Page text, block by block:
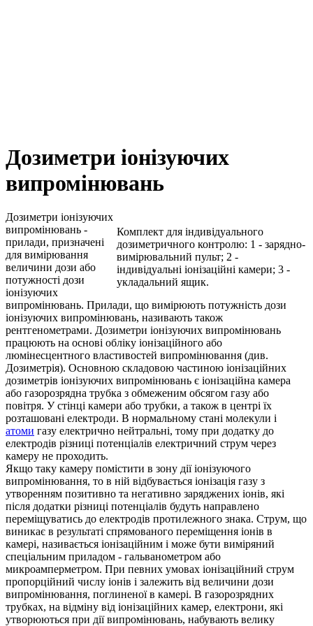
Дозиметри іонізуючих
випромінювань
Комплект для індивідуального
дозиметричного контролю: 1 - зарядно-
вимірювальний пульт; 2 -
індивідуальні іонізаційні камери; 3 -
укладальний ящик.
Дозиметри іонізуючих
випромінювань -
прилади, призначені
для вимірювання
величини дози або
потужності дози
іонізуючих
випромінювань. Прилади, що вимірюють потужність дози
іонізуючих випромінювань, називають також
рентгенометрами. Дозиметри іонізуючих випромінювань
працюють на основі обліку іонізаційного або
люмінесцентного властивостей випромінювання (див.
Дозиметрія). Основною складовою частиною іонізаційних
дозиметрів іонізуючих випромінювань є іонізаційна камера
або газорозрядна трубка з обмеженим обсягом газу або
повітря. У стінці камери або трубки, а також в центрі їх
розташовані електроди. В нормальному стані молекули і
атоми газу електрично нейтральні, тому при додатку до
електродів різниці потенціалів електричний струм через
камеру не проходить.
Якщо таку камеру помістити в зону дії іонізуючого
випромінювання, то в ній відбувається іонізація газу з
утворенням позитивно та негативно заряджених іонів, які
після додатки різниці потенціалів будуть направлено
переміщуватись до електродів протилежного знака. Струм, що
виникає в результаті спрямованого переміщення іонів в
камері, називається іонізаційним і може бути виміряний
спеціальним приладом - гальванометром або
микроамперметром. При певних умовах іонізаційний струм
пропорційний числу іонів і залежить від величини дози
випромінювання, поглиненої в камері. В газорозрядних
трубках, на відміну від іонізаційних камер, електрони, які
утворюються при дії випромінювань, набувають велику